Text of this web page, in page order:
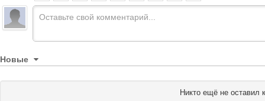
Новые
Никто ещё не оставил